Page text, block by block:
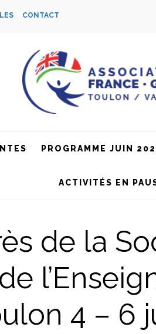
CONTACT
PROGRAMME JUIN
ACTIVITÉS EN
de la
4 – 6